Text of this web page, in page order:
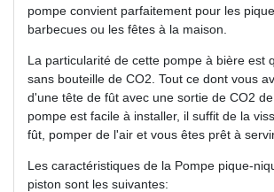
pompe convient parfaitement pour les
barbecues ou les fêtes à la maison.
La particularité de cette pompe à bière est
sans bouteille de CO2. Tout ce dont vous
d'une tête de fût avec une sortie de CO2
pompe est facile à installer, il suffit de la
fût, pomper de l'air et vous êtes prêt à
Les caractéristiques de la Pompe pique-
piston sont les suivantes: